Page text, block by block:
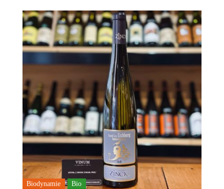
était :
88,00 €.
est :
83,00 €.
Biodynamie Bio